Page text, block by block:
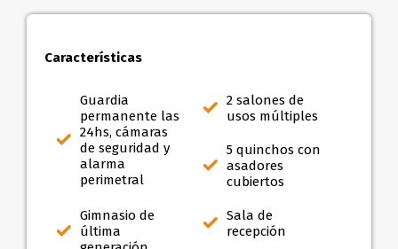
Características
Guardia
permanente las
24hs, cámaras
de seguridad y
alarma
perimetral
2 salones de
usos múltiples
5 quinchos con
asadores
cubiertos
Gimnasio de
última
Sala de
recepción